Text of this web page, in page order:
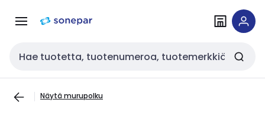
navigointiinsisältöön
Haku
Näytä murupolku